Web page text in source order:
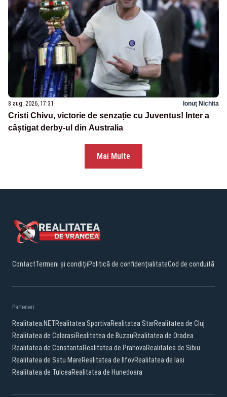
8 aug. 2026, 17:31 Ionuț Nichita
Cristi Chivu, victorie de senzație cu Juventus! Inter a
câștigat derby-ul din Australia
Mai Multe
ContactTermeni și condițiiPolitică de confidențialitateCod de conduită
Parteneri:
Realitatea.NETRealitatea SportivaRealitatea StarRealitatea de Cluj
Realitatea de CalarasiRealitatea de BuzauRealitatea de Oradea
Realitatea de ConstantaRealitatea de PrahovaRealitatea de Sibiu
Realitatea de Satu MareRealitatea de IlfovRealitatea de Iasi
Realitatea de TulceaRealitatea de Hunedoara